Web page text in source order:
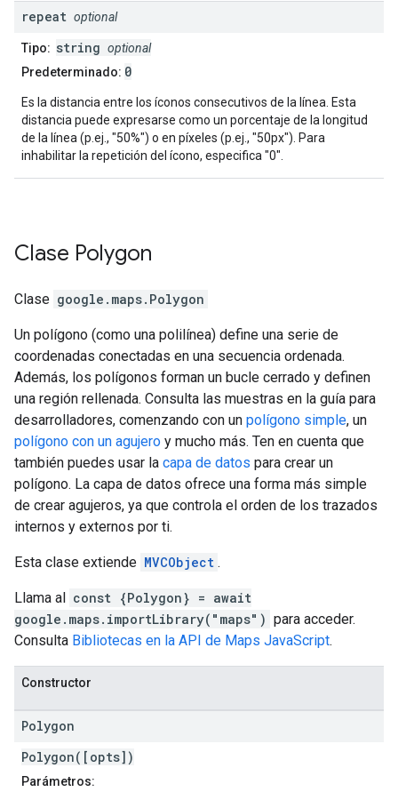
repeat optional
Tipo: string optional
Predeterminado: 0
Es la distancia entre los íconos consecutivos de la línea. Esta
distancia puede expresarse como un porcentaje de la longitud
de la línea (p.ej., "50%") o en píxeles (p.ej., "50px"). Para
inhabilitar la repetición del ícono, especifica "0".
Clase Polygon
Clase google.maps. Polygon
Un polígono (como una polilínea) define una serie de
coordenadas conectadas en una secuencia ordenada.
Además, los polígonos forman un bucle cerrado y definen
una región rellenada. Consulta las muestras en la guía para
desarrolladores, comenzando con un polígono simple, un
polígono con un agujero y mucho más. Ten en cuenta que
también puedes usar la capa de datos para crear un
polígono. La capa de datos ofrece una forma más simple
de crear agujeros, ya que controla el orden de los trazados
internos y externos por ti.
Esta clase extiende MVCObject .
Llama al const {Polygon} = await
google.maps.importLibrary("maps") para acceder.
Consulta Bibliotecas en la API de Maps JavaScript.
Constructor
Polygon
Polygon([opts])
Parámetros: